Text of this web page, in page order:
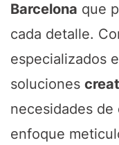
Barcelona que
cada detalle.
especializados
soluciones
necesidades
enfoque